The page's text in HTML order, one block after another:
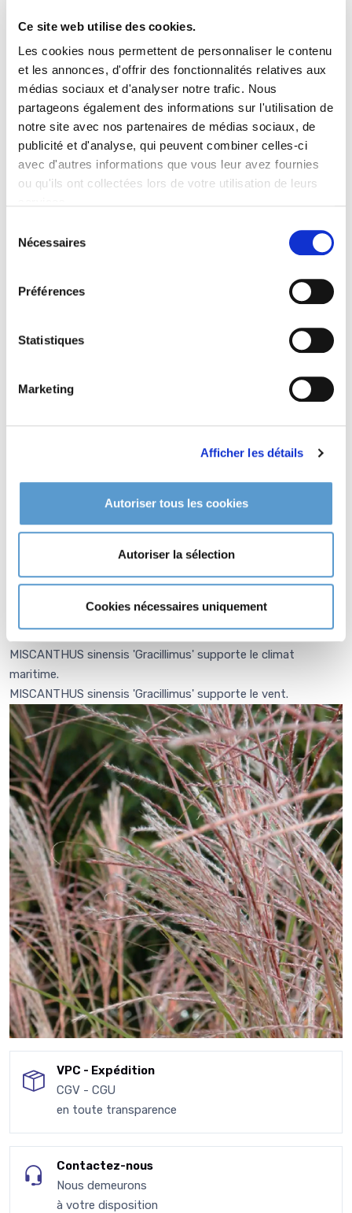
Ce site web utilise des cookies.
Les cookies nous permettent de personnaliser le contenu
et les annonces, d'offrir des fonctionnalités relatives aux
médias sociaux et d'analyser notre trafic. Nous
partageons également des informations sur l'utilisation de
notre site avec nos partenaires de médias sociaux, de
publicité et d'analyse, qui peuvent combiner celles-ci
avec d'autres informations que vous leur avez fournies
ou qu'ils ont collectées lors de votre utilisation de leurs
Nécessaires
Préférences
Statistiques
Marketing
Afficher les détails
Autoriser tous les cookies
Autoriser la sélection
Cookies nécessaires uniquement
profité des chaumes durant l'hiver en contraste de couleur
Couper les tiges et feuilles à environ 20 cm du sol avant le
redémarrage de la plante. Ces chaumes peuvent être utilisés
en paillage soit directement, soit suite à un passage dans un
broyeur.
Associations
mouvement dans un massif. Il se marie bien avec des vivaces
PEROVSKIA atriplicifolia 'Blue
créant
des contrastes de textures et de couleurs. Il peut également
commePHYSOCARPUS opulifolius 'Red Baron',
en
apportant légèreté et mouvement, ou être utilisé en groupe
pour créer des scènes naturelles et évolutives au fil des
saisons.
Nom vernaculaire : Roseau de Chine -Elalie
Type de sol deMISCANTHUS sinensis
'Gracillimus'
tout type de sol.
MISCANTHUS sinensis 'Gracillimus' supporte le climat
maritime.
MISCANTHUS sinensis 'Gracillimus' supporte le vent.
VPC - Expédition
CGV - CGU
en toute transparence
Contactez-nous
Nous demeurons
à votre disposition